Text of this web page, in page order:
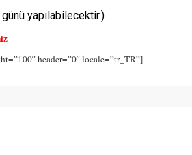
yapılabilecektir.)
header=”0″ locale=”tr_TR”]